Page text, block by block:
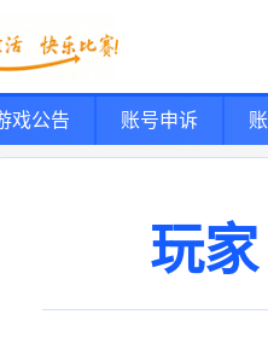
戏公告 账号申诉
玩